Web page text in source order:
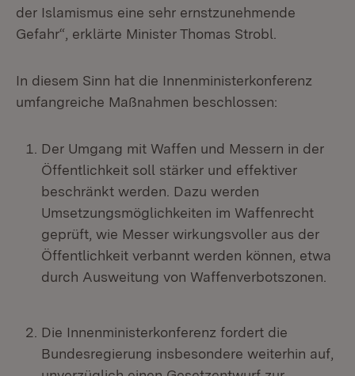
der Islamismus eine sehr ernstzunehmende
Gefahr“, erklärte Minister Thomas Strobl.
In diesem Sinn hat die Innenministerkonferenz
umfangreiche Maßnahmen beschlossen:
Der Umgang mit Waffen und Messern in der
Öffentlichkeit soll stärker und effektiver
beschränkt werden. Dazu werden
Umsetzungsmöglichkeiten im Waffenrecht
geprüft, wie Messer wirkungsvoller aus der
Öffentlichkeit verbannt werden können, etwa
durch Ausweitung von Waffenverbotszonen.
Die Innenministerkonferenz fordert die
Bundesregierung insbesondere weiterhin auf,